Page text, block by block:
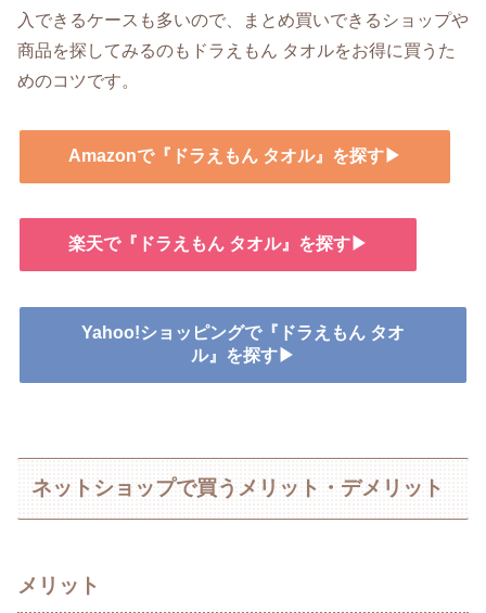
入できるケースも多いので、まとめ買いできるショップや
商品を探してみるのもドラえもん タオルをお得に買うた
めのコツです。
Amazonで『ドラえもん タオル』を探す▶
楽天で『ドラえもん タオル』を探す▶
Yahoo!ショッピングで『ドラえもん タオ
ル』を探す▶
ネットショップで買うメリット・デメリット
メリット